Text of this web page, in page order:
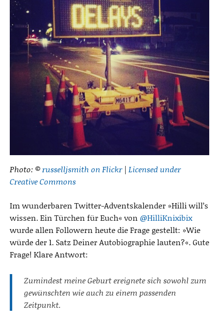
Photo: ©russelljsmith on Flickr| Licensed under
Creative Commons
Im wunderbaren Twitter-Adventskalender »Hilli will’s
wissen. Ein Türchen für Euch« von @HilliKnixibix
wurde allen Followern heute die Frage gestellt: »Wie
würde der 1. Satz Deiner Autobiographie lauten?«. Gute
Frage! Klare Antwort:
Zumindest meine Geburt ereignete sich sowohl zum
gewünschten wie auch zu einem passenden
Zeitpunkt.